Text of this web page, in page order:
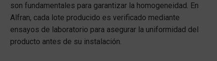
son fundamentales para garantizar la homogeneidad. En
Alfran, cada lote producido es verificado mediante
ensayos de laboratorio para asegurar la uniformidad del
producto antes de su instalación.